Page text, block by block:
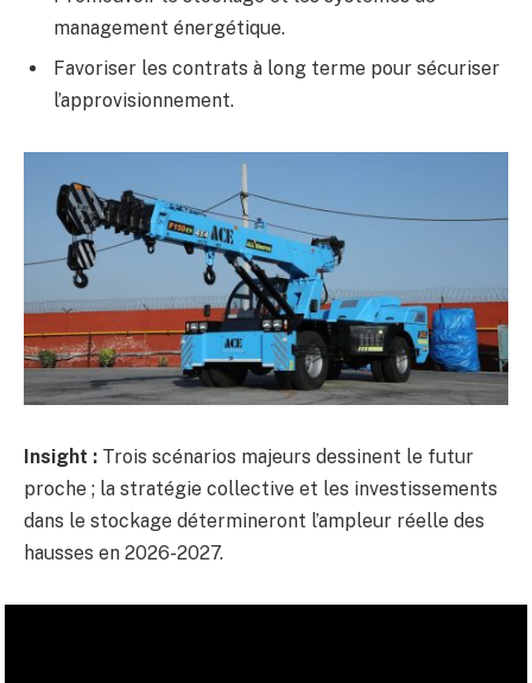
management énergétique.
Favoriser les contrats à long terme pour sécuriser
l’approvisionnement.
Insight : Trois scénarios majeurs dessinent le futur
proche ; la stratégie collective et les investissements
dans le stockage détermineront l’ampleur réelle des
hausses en 2026-2027.